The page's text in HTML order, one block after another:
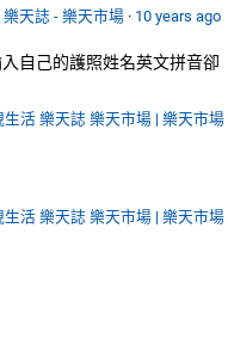
天誌 - 樂天市場 · 10 years ago
自己的護照姓名英文拼音卻
活 樂天誌 樂天市場 | 樂天市場
活 樂天誌 樂天市場 | 樂天市場